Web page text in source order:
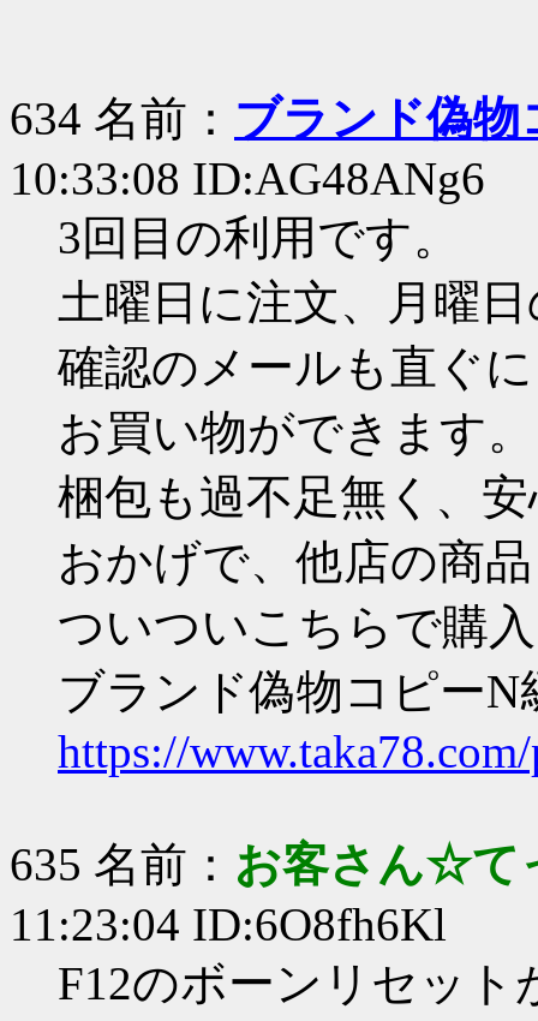
634 名前： ブランド偽物
10:33:08 ID:AG48ANg6
3回目の利用です。
土曜日に注文、月曜
確認のメールも直ぐ
お買い物ができます。
梱包も過不足無く、
おかげで、他店の商
ついついこちらで購
ブランド偽物コピーN
https://
635 名前： お客さん☆て
11:23:04 ID:6O8fh6Kl
F12のボーンリセッ